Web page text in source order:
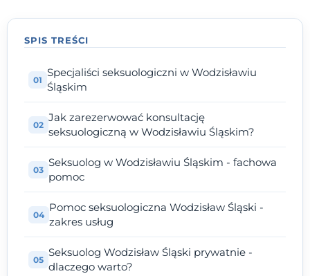
SPIS TREŚCI
Specjaliści seksuologiczni w Wodzisławiu
Śląskim
Jak zarezerwować konsultację
seksuologiczną w Wodzisławiu Śląskim?
Seksuolog w Wodzisławiu Śląskim - fachowa
pomoc
Pomoc seksuologiczna Wodzisław Śląski -
zakres usług
Seksuolog Wodzisław Śląski prywatnie -
dlaczego warto?